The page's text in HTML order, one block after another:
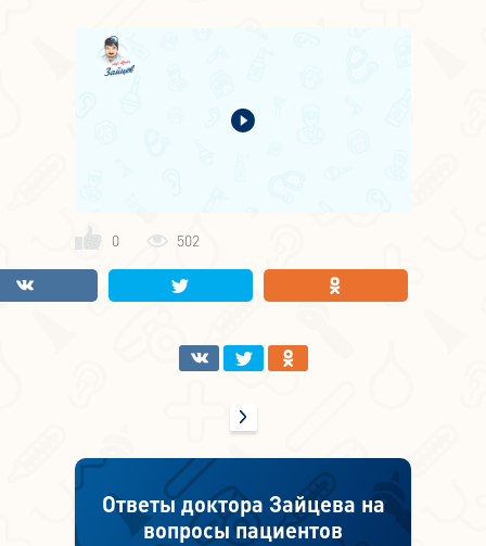
0 502
Ответы доктора Зайцева на
вопросы пациентов